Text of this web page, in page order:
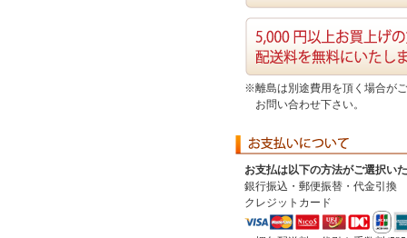
※離島は別途費用を頂く場合が
お問い合わせ下さい。
お支払は以下の方法がご選択い
銀行振込・郵便振替・代金引換
クレジットカード